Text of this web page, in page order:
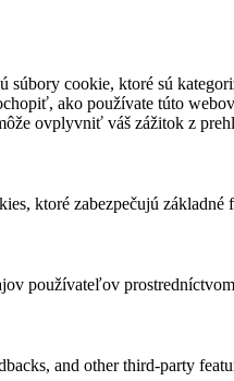
cookie, ktoré sú
ako používate túto
ovplyvniť váš zážitok z
ktoré zabezpečujú
používateľov
and other third-party